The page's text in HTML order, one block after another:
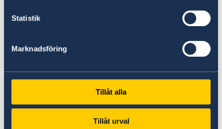
Statistik
Marknadsföring
Tillåt alla
Tillåt urval
valutaväxling och annan bankservice
betalning av skulder, böter eller borgen.
Vem kan få hjälp?
svensk medborgare som är bosatt i